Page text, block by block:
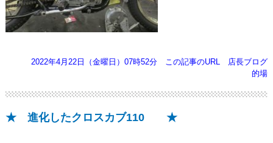
2022年4月22日（金曜日）07時52分 この記事のURL
店長ブログ
的場
★ 進化したクロスカブ110 ★